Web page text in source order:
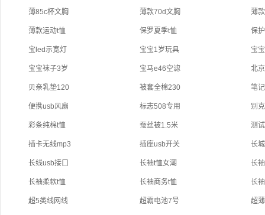
薄85c杯文胸 薄款70d文胸 薄
薄款运动t恤 保罗夏季t恤 保
宝led示宽灯 宝宝1岁玩具 宝
宝宝袜子3岁 宝马e46空滤 北
贝亲乳垫120 被套全棉230 笔
便携usb风扇 标志508专用 别
彩条纯棉t恤 蚕丝被1.5米 测
插卡无线mp3 插座usb开关 长
长线usb接口 长袖t恤女潮 长
长袖柔软t恤 长袖商务t恤 长
超5类线网线 超霸电池7号 超